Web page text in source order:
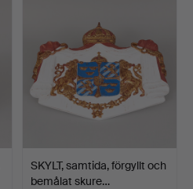
SKYLT, samtida, förgyllt och
bemålat skure…